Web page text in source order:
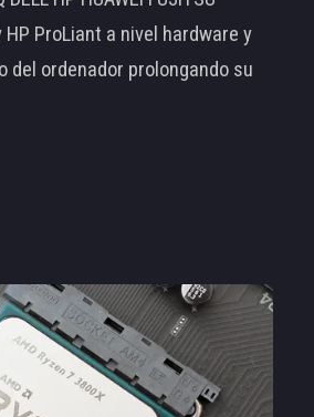
HP ProLiant a nivel hardware y
ordenador prolongando su